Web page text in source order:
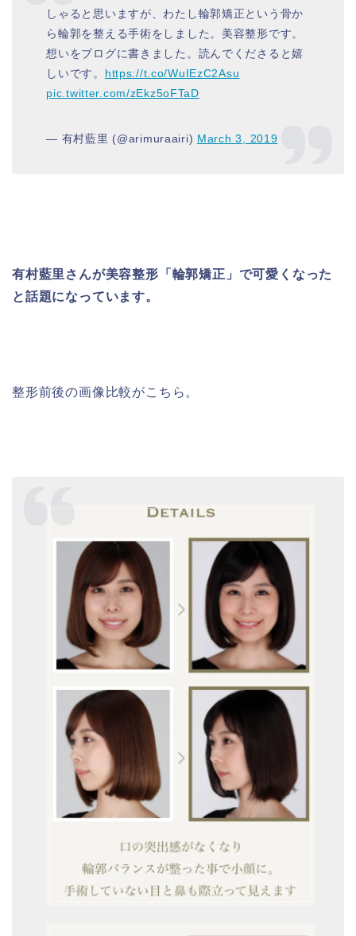
しゃると思いますが、わたし輪郭矯正という骨か
ら輪郭を整える手術をしました。美容整形です。
想いをブログに書きました。読んでくださると嬉
しいです。 https://t.co/WuIEzC2Asu
pic.twitter.com/zEkz5oFTaD
— 有村藍里 (@arimuraairi) March 3, 2019
有村藍里さんが美容整形「輪郭矯正」で可愛くなった
と話題になっています。
整形前後の画像比較がこちら。